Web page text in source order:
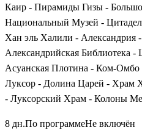
Каир - Пирамиды Гизы -
Национальный Музей -
Хан эль Халили - Александрия
Александрийская Библиотека -
Асуанская Плотина - Ком-
Луксор - Долина Царей - Храм
- Луксорский Храм - Колоны
8 дн.По программеНе включён